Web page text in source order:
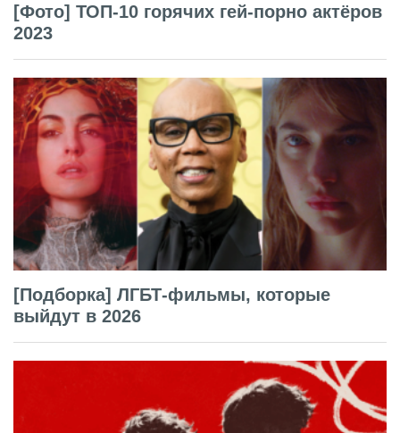
[Фото] ТОП-10 горячих гей-порно актёров
2023
[Подборка] ЛГБТ-фильмы, которые
выйдут в 2026